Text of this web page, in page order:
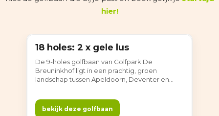
hier!
18 holes
18 holes: 2 x gele lus
De 9-holes golfbaan van Golfpark De
Breuninkhof ligt in een prachtig, groen
landschap tussen Apeldoorn, Deventer en
holes. Brede fairways, waterpartijen,
volwassen bomen en prachtige greens zorgen
bekijk deze golfbaan